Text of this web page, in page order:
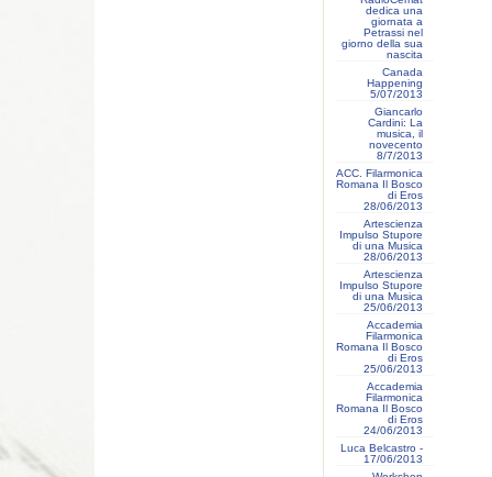
dedica una
giornata a
Petrassi nel
giorno della sua
nascita
Canada
Happening
5/07/2013
Giancarlo
Cardini: La
musica, il
novecento
8/7/2013
ACC. Filarmonica
Romana Il Bosco
di Eros
28/06/2013
Artescienza
Impulso Stupore
di una Musica
28/06/2013
Artescienza
Impulso Stupore
di una Musica
25/06/2013
Accademia
Filarmonica
Romana Il Bosco
di Eros
25/06/2013
Accademia
Filarmonica
Romana Il Bosco
di Eros
24/06/2013
Luca Belcastro -
17/06/2013